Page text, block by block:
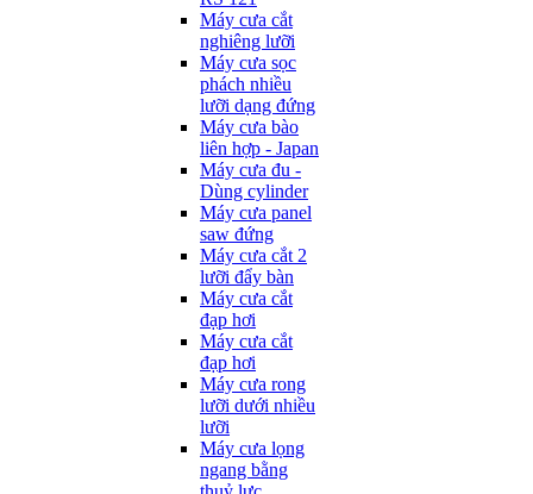
Máy cưa cắt
nghiêng lưỡi
Máy cưa sọc
phách nhiều
lưỡi dạng đứng
Máy cưa bào
liên hợp - Japan
Máy cưa đu -
Dùng cylinder
Máy cưa panel
saw đứng
Máy cưa cắt 2
lưỡi đẩy bàn
Máy cưa cắt
đạp hơi
Máy cưa cắt
đạp hơi
Máy cưa rong
lưỡi dưới nhiều
lưỡi
Máy cưa lọng
ngang bằng